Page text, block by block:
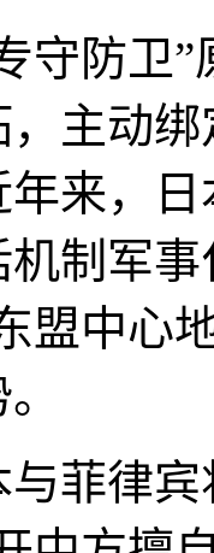
防卫”
主动
来，
制军
盟中心
律宾